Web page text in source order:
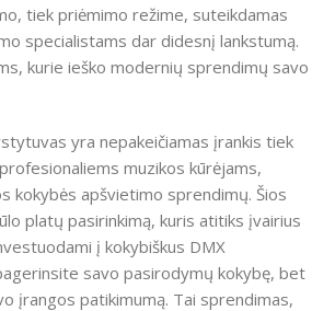
tiek priėmimo režime, suteikdamas
specialistams dar didesnį lankstumą.
kurie ieško modernių sprendimų savo
yra nepakeičiamas įrankis tiek
muzikos kūrėjams,
kokybės apšvietimo sprendimų. Šios
platų pasirinkimą, kuris atitiks įvairius
į kokybiškus DMX
savo pasirodymų kokybę, bet
įrangos patikimumą. Tai sprendimas,